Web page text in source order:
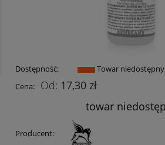
Dostępność:
Towar niedostępny
Cena:
17,30 zł
towar
Producent: